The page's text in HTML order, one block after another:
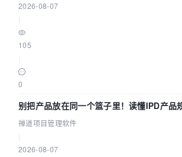
2026-08-07
105
0
别把产品放在同一个篮子里！读懂IPD产品
禅道项目管理软件
2026-08-07